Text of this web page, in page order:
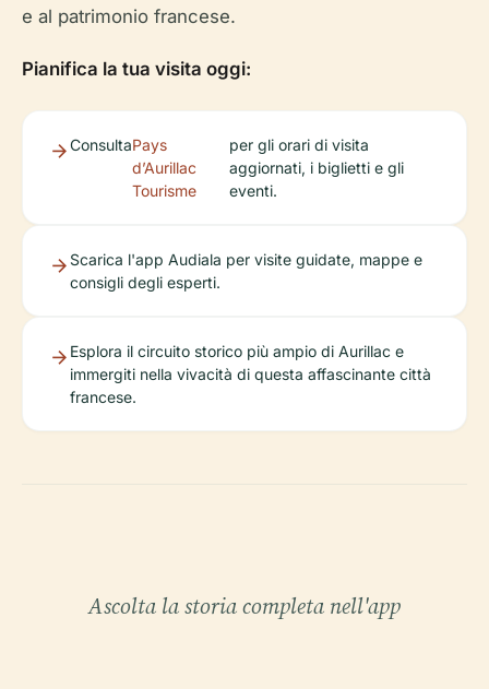
e al patrimonio francese.
Pianifica la tua visita oggi:
ConsultaPays
d’Aurillac
Tourisme
per gli orari di visita
aggiornati, i biglietti e gli
eventi.
Scarica l'app Audiala per visite guidate, mappe e
consigli degli esperti.
Esplora il circuito storico più ampio di Aurillac e
immergiti nella vivacità di questa affascinante città
francese.
Ascolta la storia completa nell'app